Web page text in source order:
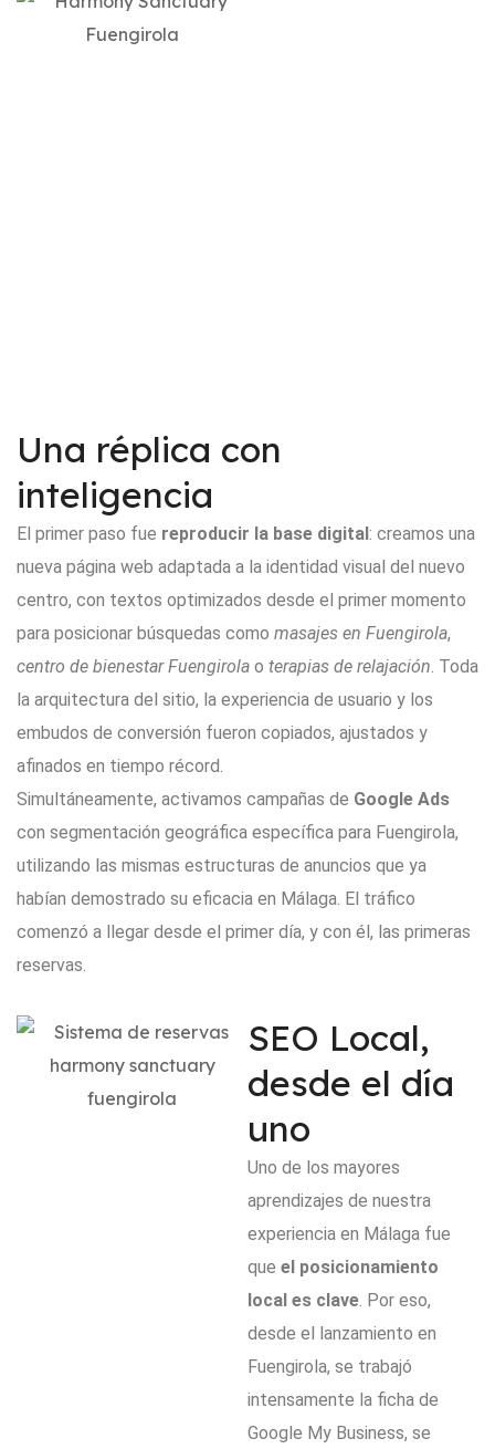
Una réplica con
inteligencia
El primer paso fue reproducir la base digital: creamos una
nueva página web adaptada a la identidad visual del nuevo
centro, con textos optimizados desde el primer momento
para posicionar búsquedas como masajes en Fuengirola,
centro de bienestar Fuengirola o terapias de relajación. Toda
la arquitectura del sitio, la experiencia de usuario y los
embudos de conversión fueron copiados, ajustados y
afinados en tiempo récord.
Simultáneamente, activamos campañas de Google Ads
con segmentación geográfica específica para Fuengirola,
utilizando las mismas estructuras de anuncios que ya
habían demostrado su eficacia en Málaga. El tráfico
comenzó a llegar desde el primer día, y con él, las primeras
reservas.
SEO Local,
desde el día
uno
Uno de los mayores
aprendizajes de nuestra
experiencia en Málaga fue
que el posicionamiento
local es clave. Por eso,
desde el lanzamiento en
Fuengirola, se trabajó
intensamente la ficha de
Google My Business, se